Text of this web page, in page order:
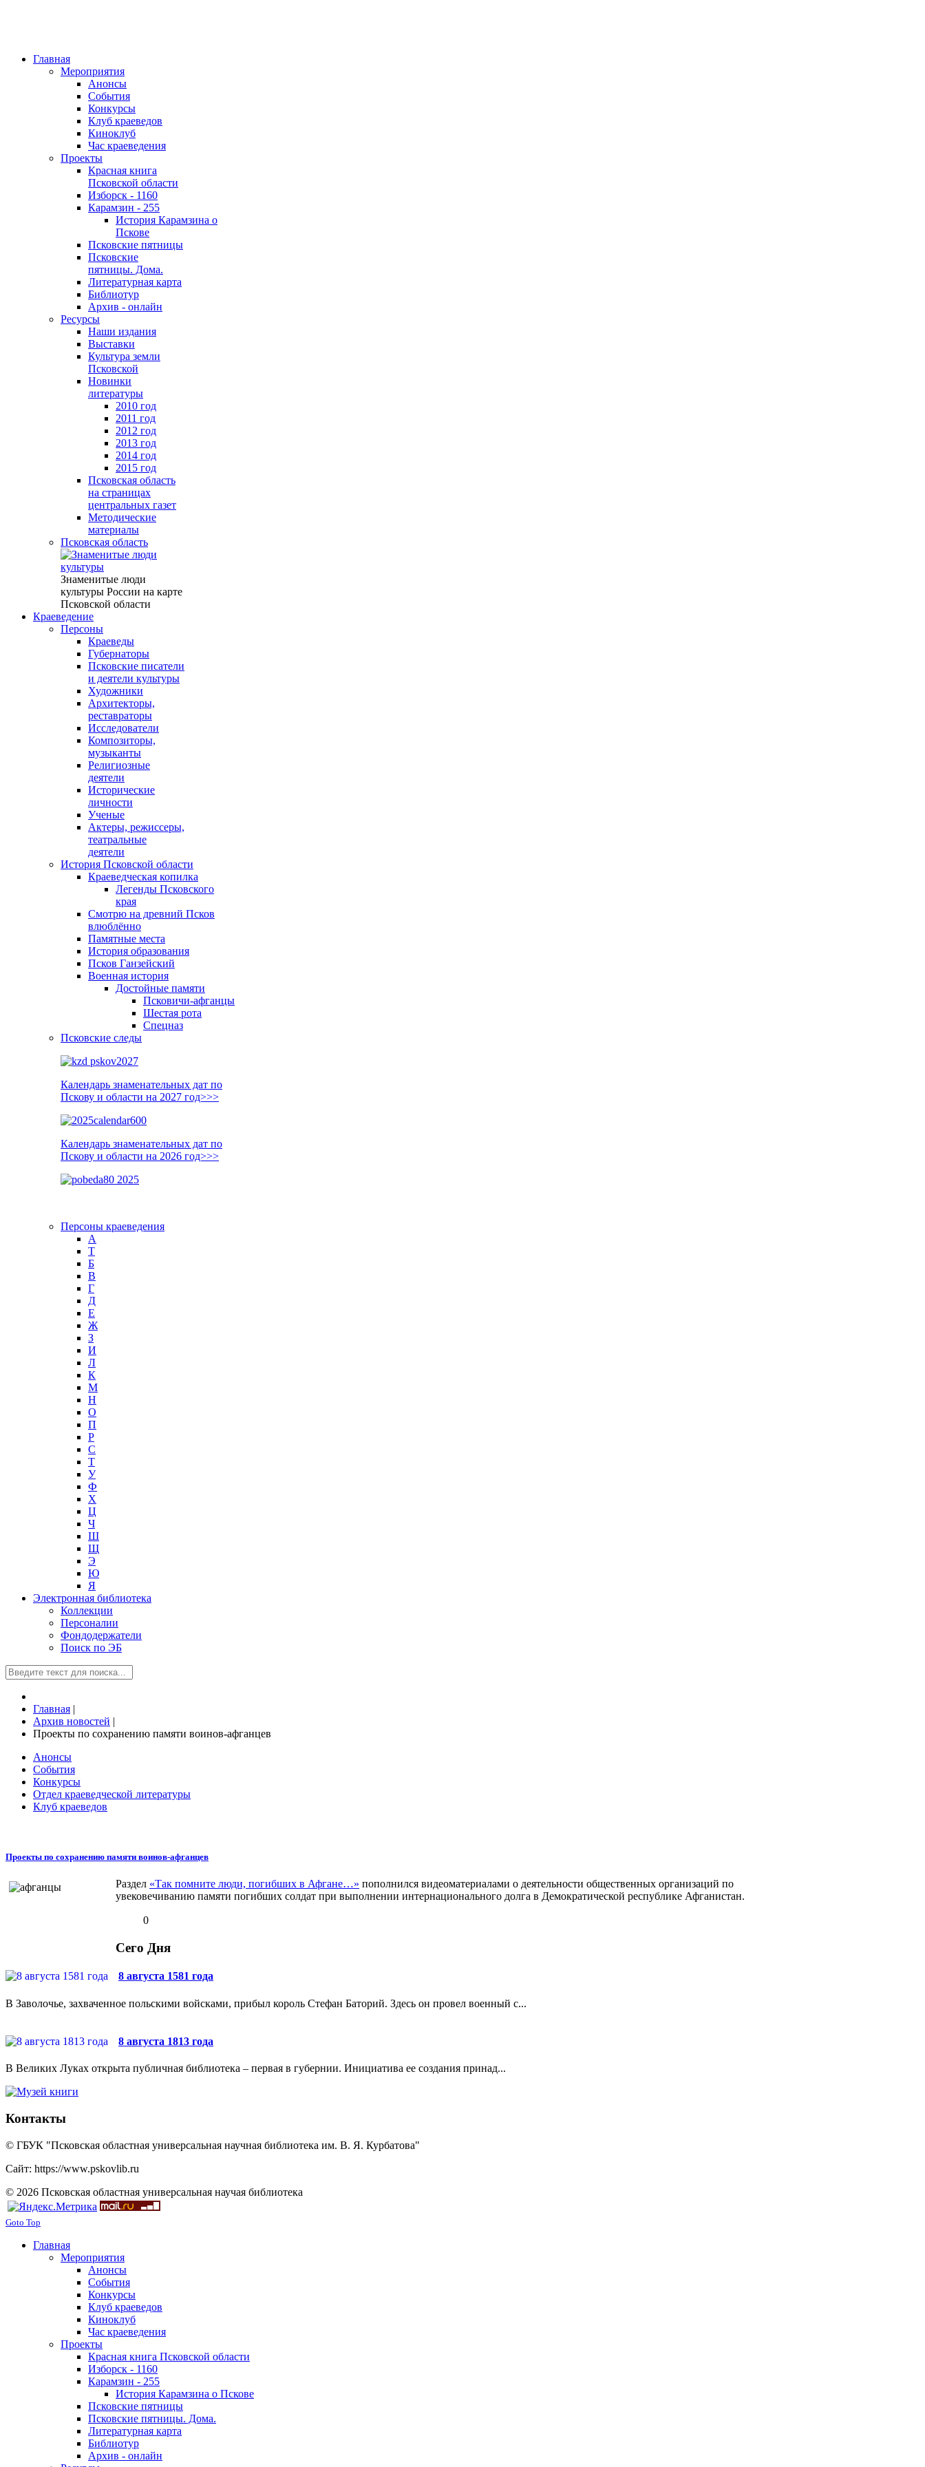
Главная
Мероприятия
Анонсы
События
Конкурсы
Клуб краеведов
Киноклуб
Час краеведения
Проекты
Красная книга
Псковской области
Изборск - 1160
Карамзин - 255
История Карамзина о
Пскове
Псковские пятницы
Псковские
пятницы. Дома.
Литературная карта
Библиотур
Архив - онлайн
Ресурсы
Наши издания
Выставки
Культура земли
Псковской
Новинки
литературы
2010 год
2011 год
2012 год
2013 год
2014 год
2015 год
Псковская область
на страницах
центральных газет
Методические
материалы
Псковская область
Знаменитые люди
культуры России на карте
Псковской области
Краеведение
Персоны
Краеведы
Губернаторы
Псковские писатели
и деятели культуры
Художники
Архитекторы,
реставраторы
Исследователи
Композиторы,
музыканты
Религиозные
деятели
Исторические
личности
Ученые
Актеры, режиссеры,
театральные
деятели
История Псковской области
Краеведческая копилка
Легенды Псковского
края
Смотрю на древний Псков
влюблённо
Памятные места
История образования
Псков Ганзейский
Военная история
Достойные памяти
Псковичи-афганцы
Шестая рота
Спецназ
Псковские следы
Календарь знаменательных дат по
Пскову и области на 2027 год>>>
Календарь знаменательных дат по
Пскову и области на 2026 год>>>
Персоны краеведения
А
T
Б
В
Г
Д
Е
Ж
З
И
Л
К
М
Н
О
П
Р
С
Т
У
Ф
Х
Ц
Ч
Ш
Щ
Э
Ю
Я
Электронная библиотека
Коллекции
Персоналии
Фондодержатели
Поиск по ЭБ
Главная |
Архив новостей |
Проекты по сохранению памяти воинов-афганцев
Анонсы
События
Конкурсы
Отдел краеведческой литературы
Клуб краеведов
Проекты по сохранению памяти воинов-афганцев
Раздел «Так помните люди, погибших в Афгане…» пополнился видеоматериалами о деятельности общественных организаций по
увековечиванию памяти погибших солдат при выполнении интернационального долга в Демократической республике Афганистан.
0
Сего Дня
8 августа 1581 года
В Заволочье, захваченное польскими войсками, прибыл король Стефан Баторий. Здесь он провел военный с...
8 августа 1813 года
В Великих Луках открыта публичная библиотека – первая в губернии. Инициатива ее создания принад...
Контакты
© ГБУК "Псковская областная универсальная научная библиотека им. В. Я. Курбатова"
Сайт: https://www.pskovlib.ru
© 2026 Псковская областная универсальная научая библиотека
Goto Top
Главная
Мероприятия
Анонсы
События
Конкурсы
Клуб краеведов
Киноклуб
Час краеведения
Проекты
Красная книга Псковской области
Изборск - 1160
Карамзин - 255
История Карамзина о Пскове
Псковские пятницы
Псковские пятницы. Дома.
Литературная карта
Библиотур
Архив - онлайн